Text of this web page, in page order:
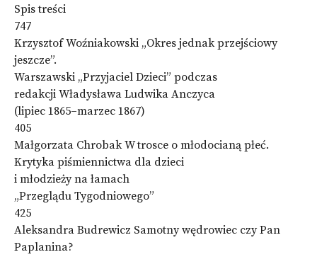
Spis treści
747
Krzysztof Woźniakowski „Okres jednak przejściowy
jeszcze”.
Warszawski „Przyjaciel Dzieci” podczas
redakcji Władysława Ludwika Anczyca
(lipiec 1865–marzec 1867)
405
Małgorzata Chrobak W trosce o młodocianą płeć.
Krytyka piśmiennictwa dla dzieci
i młodzieży na łamach
„Przeglądu Tygodniowego”
425
Aleksandra Budrewicz Samotny wędrowiec czy Pan
Paplanina?